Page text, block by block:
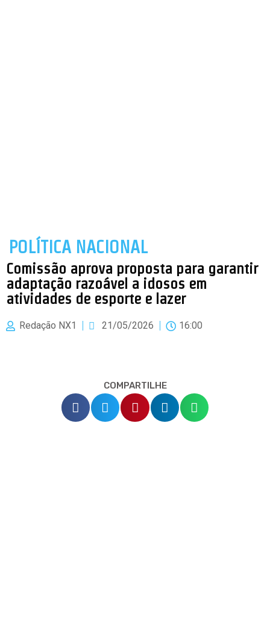
POLÍTICA NACIONAL
Comissão aprova proposta para garantir
adaptação razoável a idosos em
atividades de esporte e lazer
Redação NX1 21/05/2026 16:00
COMPARTILHE